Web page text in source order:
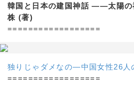
韓国と日本の建国神話 ——太
株 (著)
==================
独りじゃダメなの―中国女性26人
==================